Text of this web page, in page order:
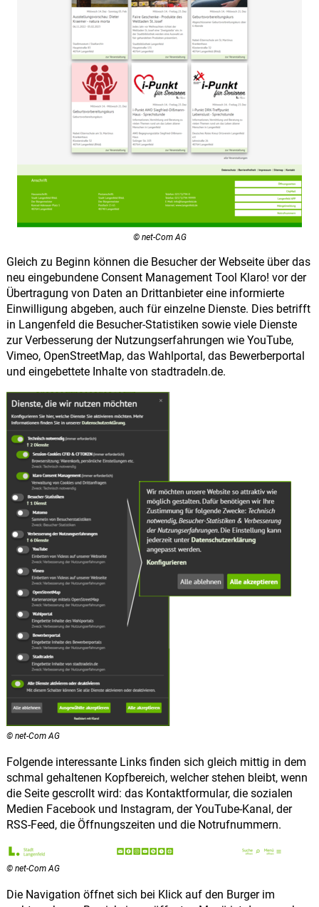
© net-Com AG
Gleich zu Beginn können die Besucher der Webseite über das
neu eingebundene Consent Management Tool Klaro! vor der
Übertragung von Daten an Drittanbieter eine informierte
Einwilligung abgeben, auch für einzelne Dienste. Dies betrifft
in Langenfeld die Besucher-Statistiken sowie viele Dienste
zur Verbesserung der Nutzungserfahrungen wie YouTube,
Vimeo, OpenStreetMap, das Wahlportal, das Bewerberportal
und eingebettete Inhalte von stadtradeln.de.
© net-Com AG
Folgende interessante Links finden sich gleich mittig in dem
schmal gehaltenen Kopfbereich, welcher stehen bleibt, wenn
die Seite gescrollt wird: das Kontaktformular, die sozialen
Medien Facebook und Instagram, der YouTube-Kanal, der
RSS-Feed, die Öffnungszeiten und die Notrufnummern.
© net-Com AG
Die Navigation öffnet sich bei Klick auf den Burger im